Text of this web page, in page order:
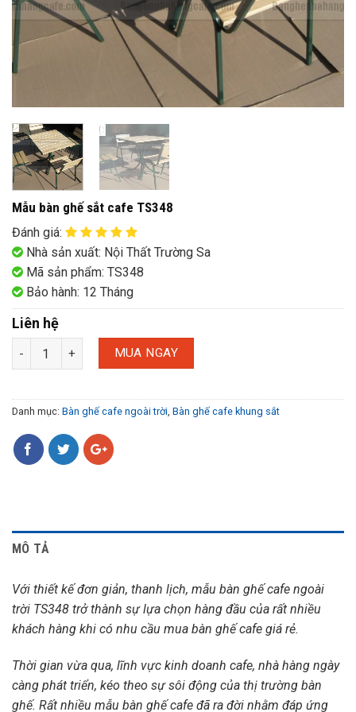
Mẫu bàn ghế sắt cafe TS348
Đánh giá:
Nhà sản xuất: Nội Thất Trường Sa
Mã sản phẩm: TS348
Bảo hành: 12 Tháng
Liên hệ
MUA NGAY
Danh mục: Bàn ghế cafe ngoài trời, Bàn ghế cafe khung sắt
MÔ TẢ
Với thiết kế đơn giản, thanh lịch, mẫu bàn ghế cafe ngoài
trời TS348 trở thành sự lựa chọn hàng đầu của rất nhiều
khách hàng khi có nhu cầu mua bàn ghế cafe giá rẻ.
Thời gian vừa qua, lĩnh vực kinh doanh cafe, nhà hàng ngày
càng phát triển, kéo theo sự sôi động của thị trường bàn
ghế. Rất nhiều mẫu bàn ghế cafe đã ra đời nhằm đáp ứng